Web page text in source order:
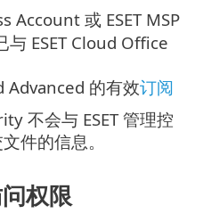
Account 或 ESET MSP
ESET Cloud Office
Advanced 的有效订阅
不会与 ESET 管理控
件的信息。
权限